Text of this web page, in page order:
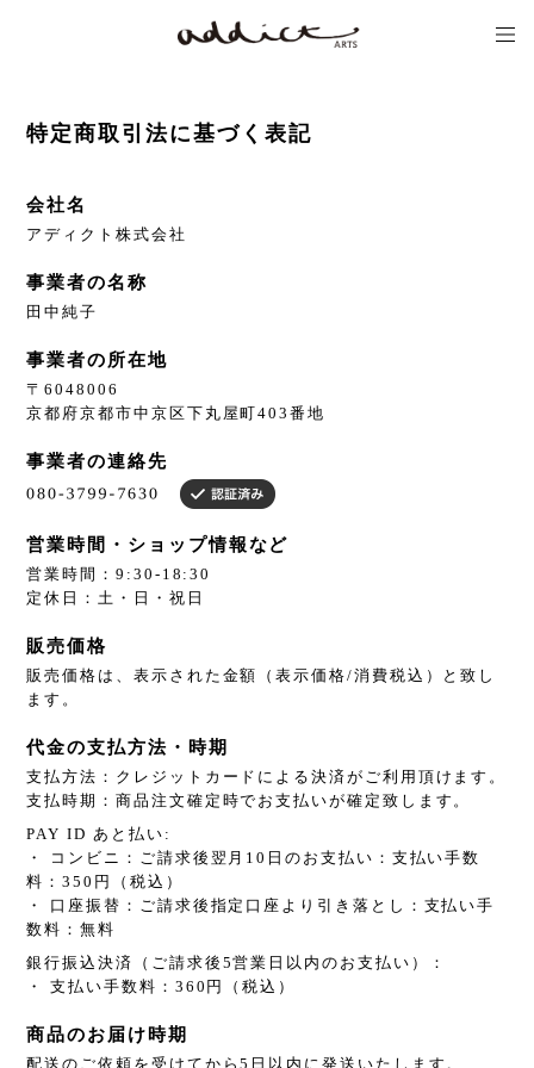
特定商取引法に基づく表記
会社名
アディクト株式会社
事業者の名称
田中純子
事業者の所在地
〒6048006
京都府京都市中京区下丸屋町403番地
事業者の連絡先
営業時間・ショップ情報など
営業時間：9:30-18:30
定休日：土・日・祝日
販売価格
販売価格は、表示された金額（表示価格/消費税込）と致し
ます。
代金の支払方法・時期
支払方法：クレジットカードによる決済がご利用頂けます。
支払時期：商品注文確定時でお支払いが確定致します。
PAY ID あと払い:
・ コンビニ：ご請求後翌月10日のお支払い：支払い手数
料：350円（税込）
・ 口座振替：ご請求後指定口座より引き落とし：支払い手
数料：無料
銀行振込決済（ご請求後5営業日以内のお支払い）：
・ 支払い手数料：360円（税込）
商品のお届け時期
配送のご依頼を受けてから5日以内に発送いたします。